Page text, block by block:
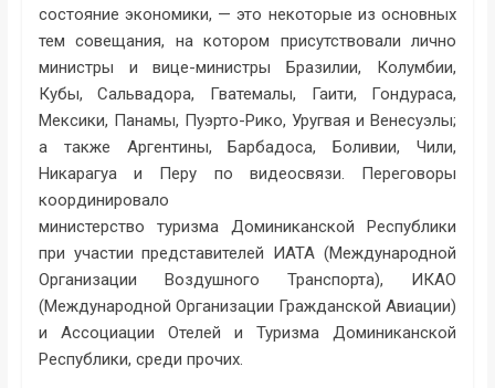
состояние экономики, — это некоторые из основных
тем совещания, на котором присутствовали лично
министры и вице-министры Бразилии, Колумбии,
Кубы, Сальвадора, Гватемалы, Гаити, Гондураса,
Мексики, Панамы, Пуэрто-Рико, Уругвая и Венесуэлы;
а также Аргентины, Барбадоса, Боливии, Чили,
Никарагуа и Перу по видеосвязи. Переговоры
координировало
министерство туризма Доминиканской Республики
при участии представителей ИАТА (Международной
Организации Воздушного Транспорта), ИКАО
(Международной Организации Гражданской Авиации)
и Ассоциации Отелей и Туризма Доминиканской
Республики, среди прочих.